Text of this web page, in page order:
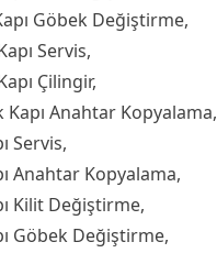
Göbek Değiştirme,
Servis,
Çilingir,
Anahtar Kopyalama,
Servis,
Anahtar Kopyalama,
Kilit Değiştirme,
Göbek Değiştirme,